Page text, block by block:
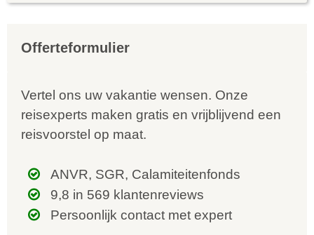
Offerteformulier
Vertel ons uw vakantie wensen. Onze
reisexperts maken gratis en vrijblijvend een
reisvoorstel op maat.
ANVR, SGR, Calamiteitenfonds
9,8 in 569 klantenreviews
Persoonlijk contact met expert